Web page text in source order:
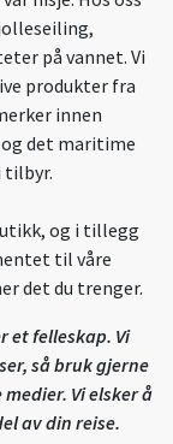
på vannet. Vi
produkter fra
innen
det maritime
tilbyr.
og i tillegg
til våre
det du trenger.
et felleskap. Vi
så bruk gjerne
Vi elsker å
av din reise.